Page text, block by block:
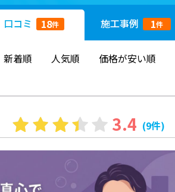
口コミ 18件 施工事例 1件
新着順 人気順 価格が安い順
3.4 (9件)